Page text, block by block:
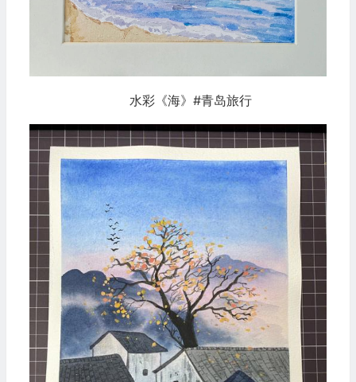
水彩《海》#青岛旅行